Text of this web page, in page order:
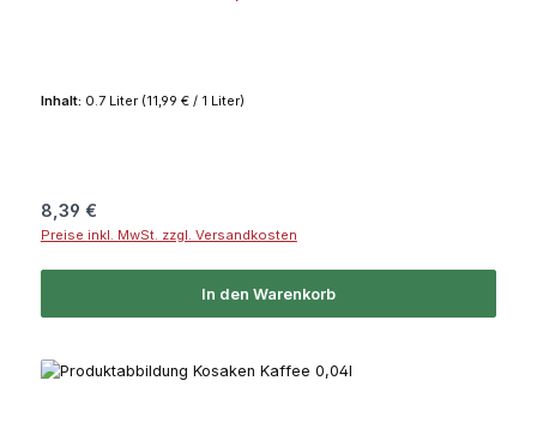
Inhalt: 0.7 Liter (11,99 € / 1 Liter)
Regulärer Preis:
8,39 €
Preise inkl. MwSt. zzgl. Versandkosten
In den Warenkorb